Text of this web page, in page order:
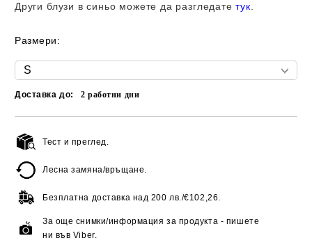
Други блузи в синьо можете да разгледатетук
Размери:
Доставка до: 2работни дни
Тест и преглед.
Лесна замяна/връщане.
Безплатна доставка над 200 лв./€102,26.
За още снимки/информация за продукта - пишете
ни във Viber.